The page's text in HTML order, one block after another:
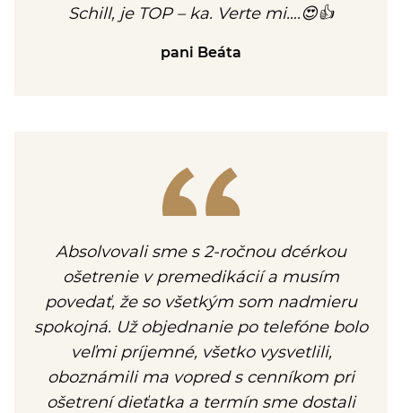
Schill, je TOP – ka. Verte mi….😍👍
pani Beáta
Absolvovali sme s 2-ročnou dcérkou
ošetrenie v premedikácií a musím
povedať, že so všetkým som nadmieru
spokojná. Už objednanie po telefóne bolo
veľmi príjemné, všetko vysvetlili,
oboznámili ma vopred s cenníkom pri
ošetrení dieťatka a termín sme dostali